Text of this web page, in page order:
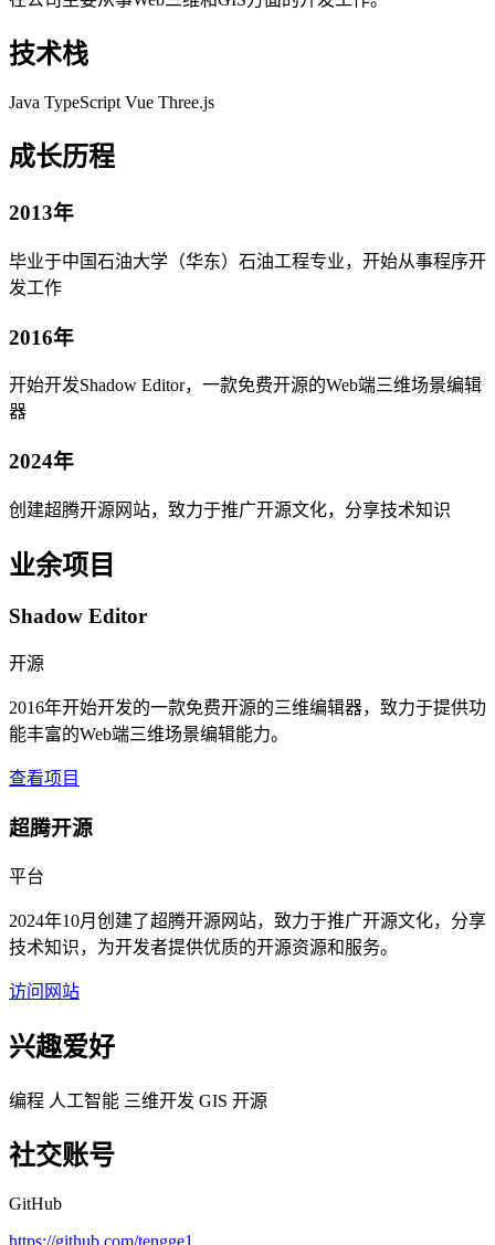
技术栈
Java TypeScript Vue Three.js
成长历程
2013年
毕业于中国石油大学（华东）石油工程专业，开始从事程序开
发工作
2016年
开始开发Shadow Editor，一款免费开源的Web端三维场景编辑
器
2024年
创建超腾开源网站，致力于推广开源文化，分享技术知识
业余项目
Shadow Editor
开源
2016年开始开发的一款免费开源的三维编辑器，致力于提供功
能丰富的Web端三维场景编辑能力。
查看项目
超腾开源
平台
2024年10月创建了超腾开源网站，致力于推广开源文化，分享
技术知识，为开发者提供优质的开源资源和服务。
访问网站
兴趣爱好
编程 人工智能 三维开发 GIS 开源
社交账号
GitHub